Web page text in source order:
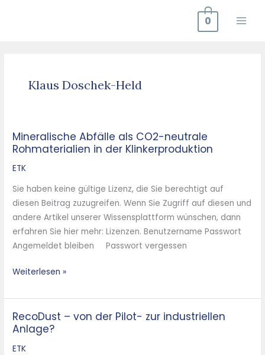
0
Klaus Doschek-Held
Mineralische Abfälle als CO2-neutrale
Rohmaterialien in der Klinkerproduktion
ETK
Sie haben keine gültige Lizenz, die Sie berechtigt auf
diesen Beitrag zuzugreifen. Wenn Sie Zugriff auf diesen und
andere Artikel unserer Wissensplattform wünschen, dann
erfahren Sie hier mehr: Lizenzen. Benutzername Passwort
Angemeldet bleiben Passwort vergessen
Mineralische
Abfälle
als
neutrale
Rohmaterialien
in
der
Klinkerproduktion
Weiterlesen »
RecoDust – von der Pilot- zur industriellen
Anlage?
ETK
RecoDust
–
von